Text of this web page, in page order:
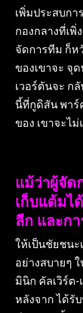
เพิ่มประสบกา
กองกลางที่เ
จัดการทีม ก็ห
ของเขาจะ จุ
เวอร์ตันจะ ก
นี้ที่กูดิสัน พาร์
ของ เขาจะไ
แม้ว่าผู้จัด
เก็บแต้มไ
ลีก และก
ให้เป็นชัยชน
อย่างสบายๆ
มินิก คัลเวิร์ต
หลังจาก ได้รั